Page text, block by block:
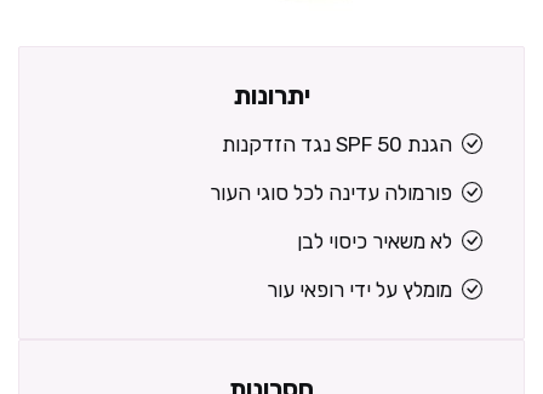
יתרונות
הגנת SPF 50 נגד הזדקנות
פורמולה עדינה לכל סוגי העור
לא משאיר כיסוי לבן
מומלץ על ידי רופאי עור